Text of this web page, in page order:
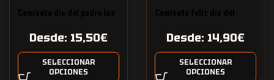
Desde: 15,50€
SELECCIONAR
OPCIONES
Desde: 14,90€
SELECCIONAR
OPCIONES